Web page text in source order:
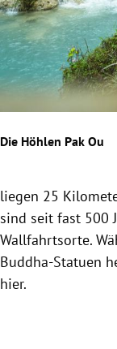
Die Höhlen Pak Ou
liegen 25
sind seit fast 500
Wallfahrtsorte.
Buddha-Statuen
hier.